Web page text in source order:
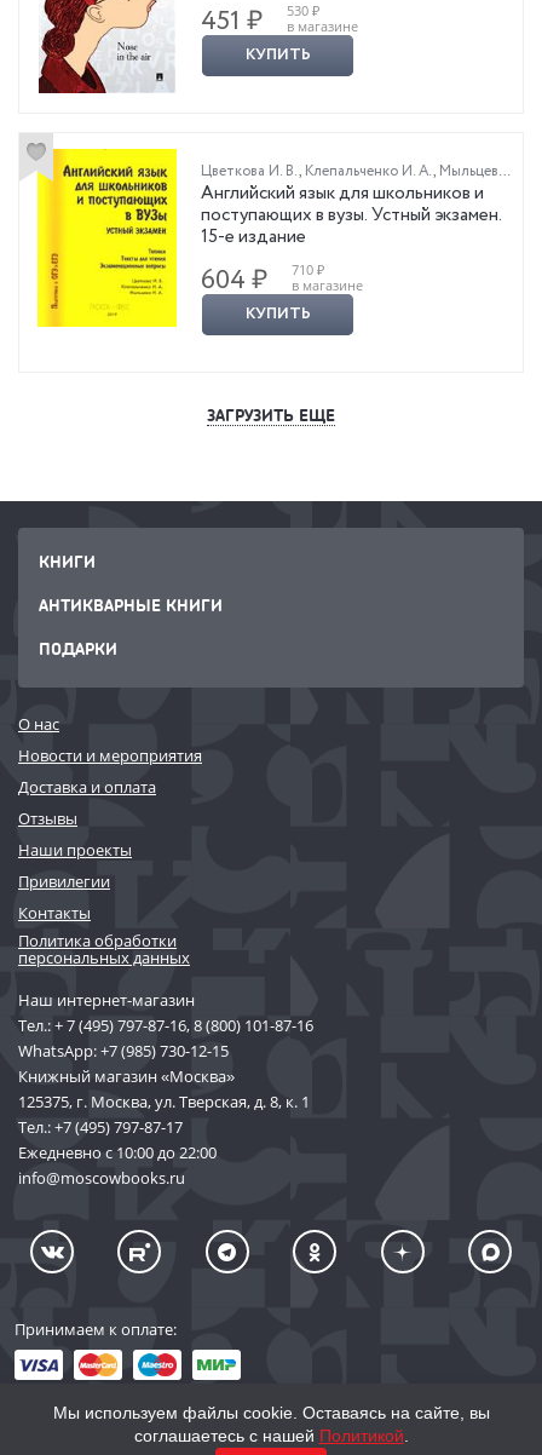
451 ₽
530 ₽
в магазине
КУПИТЬ
Цветкова И. В., Клепальченко И. А., Мыльцева Н. А.
Английский язык для школьников и
поступающих в вузы. Устный экзамен.
15-е издание
604 ₽
710 ₽
в магазине
КУПИТЬ
ЗАГРУЗИТЬ ЕЩЕ
КНИГИ
АНТИКВАРНЫЕ КНИГИ
ПОДАРКИ
О нас
Новости и мероприятия
Доставка и оплата
Отзывы
Наши проекты
Привилегии
Контакты
Политика обработки
персональных данных
Наш интернет-магазин
Тел.:+ 7 (495) 797-87-16,8 (800) 101-87-16
WhatsApp:+7 (985) 730-12-15
Книжный магазин «Москва»
125375, г. Москва, ул. Тверская, д. 8, к. 1
Тел.:+7 (495) 797-87-17
Ежедневно с 10:00 до 22:00
info@moscowbooks.ru
Принимаем к оплате:
Мы используем файлы cookie. Оставаясь на сайте, вы
соглашаетесь с нашей Политикой